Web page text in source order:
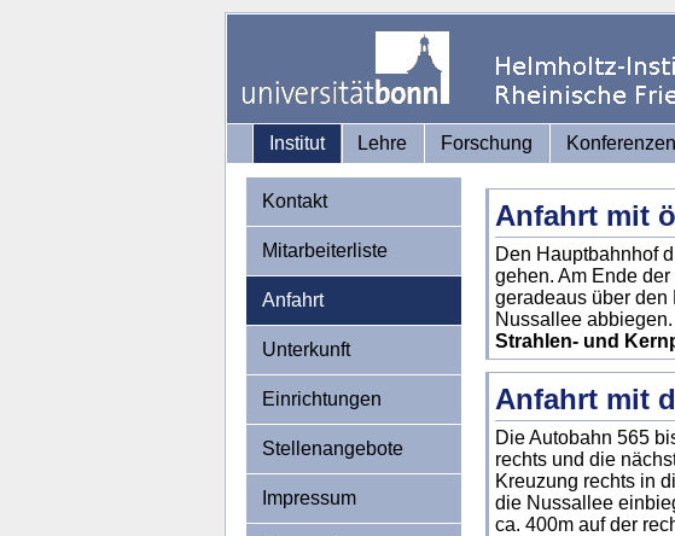
Institut Lehre Forschung Konferenzen
Kontakt
Mitarbeiterliste
Anfahrt
Unterkunft
Einrichtungen
Stellenangebote
Impressum
Anfahrt mit
Den Hauptbahnhof
gehen. Am Ende
geradeaus über
Nussallee
Strahlen- und
Anfahrt mit
Die Autobahn 565
rechts und die
Kreuzung rechts in
die Nussallee
ca. 400m auf der